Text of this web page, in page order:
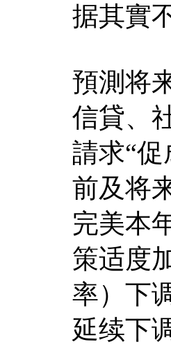
据其實
預測将
信貸、
請求“
前及将
完美本
策适度
率）下
延续下